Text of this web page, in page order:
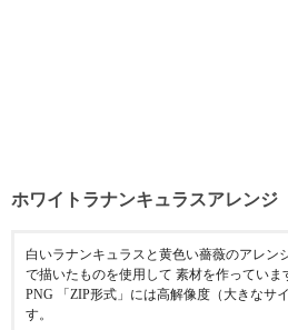
ホワイトラナンキュラスアレン
白いラナンキュラスと黄色い薔薇のアレン
で描いたものを使用して 素材を作っていま
PNG 「ZIP形式」には高解像度（大きなサ
す。